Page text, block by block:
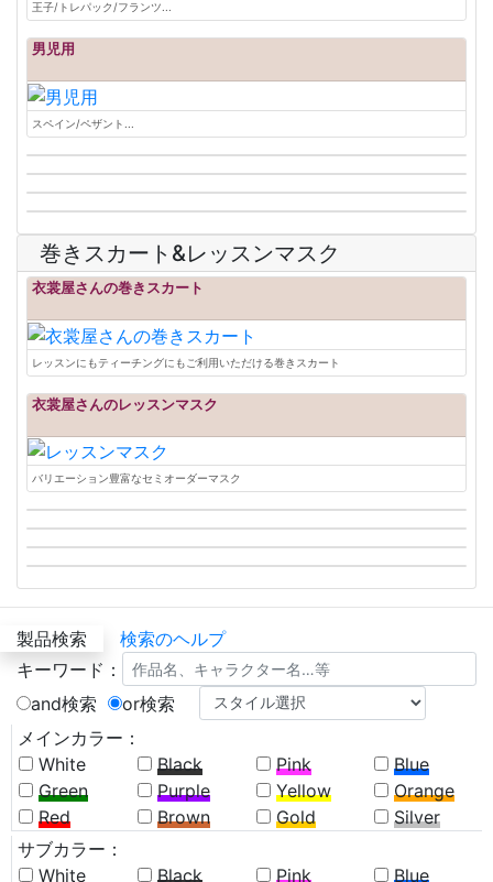
王子/トレパック/フランツ...
男児用
スペイン/ペザント...
巻きスカート&レッスンマスク
衣裳屋さんの巻きスカート
レッスンにもティーチングにもご利用いただける巻きスカート
衣裳屋さんのレッスンマスク
バリエーション豊富なセミオーダーマスク
製品検索
検索のヘルプ
キーワード：
and検索
or検索
メインカラー：
White
Black Pink
Blue
Green
Purple Yellow
Orange
Red
Brown Gold
Silver
サブカラー：
White
Black Pink Blue